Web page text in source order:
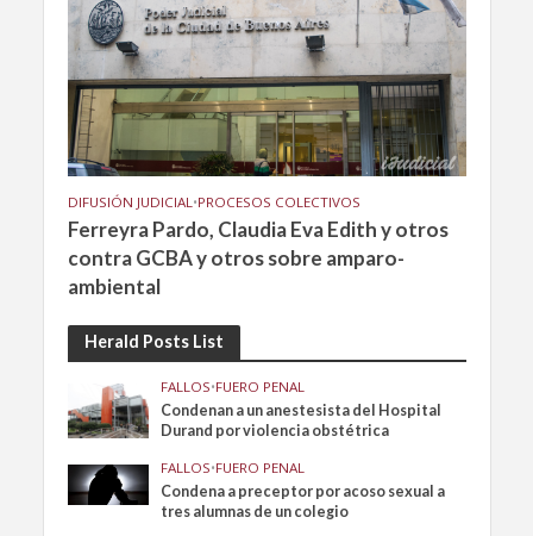
DIFUSIÓN JUDICIAL•PROCESOS COLECTIVOS
Ferreyra Pardo, Claudia Eva Edith y otros
contra GCBA y otros sobre amparo-
ambiental
Herald Posts List
FALLOS•FUERO PENAL
Condenan a un anestesista del Hospital
Durand por violencia obstétrica
FALLOS•FUERO PENAL
Condena a preceptor por acoso sexual a
tres alumnas de un colegio